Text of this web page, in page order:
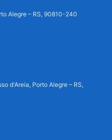
Alegre – RS, 90810-240
d'Areia, Porto Alegre – RS,